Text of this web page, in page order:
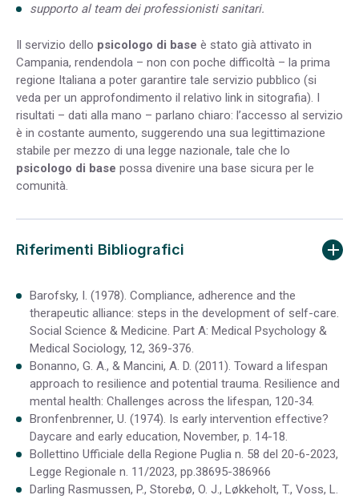
supporto al team dei professionisti sanitari.
Il servizio dello psicologo di base è stato già attivato in
Campania, rendendola – non con poche difficoltà – la prima
regione Italiana a poter garantire tale servizio pubblico (si
veda per un approfondimento il relativo link in sitografia). I
risultati – dati alla mano – parlano chiaro: l’accesso al servizio
è in costante aumento, suggerendo una sua legittimazione
stabile per mezzo di una legge nazionale, tale che lo
psicologo di base possa divenire una base sicura per le
comunità.
Riferimenti Bibliografici
Barofsky, I. (1978). Compliance, adherence and the
therapeutic alliance: steps in the development of self-care.
Social Science & Medicine. Part A: Medical Psychology &
Medical Sociology, 12, 369-376.
Bonanno, G. A., & Mancini, A. D. (2011). Toward a lifespan
approach to resilience and potential trauma. Resilience and
mental health: Challenges across the lifespan, 120-34.
Bronfenbrenner, U. (1974). Is early intervention effective?
Daycare and early education, November, p. 14-18.
Bollettino Ufficiale della Regione Puglia n. 58 del 20-6-2023,
Legge Regionale n. 11/2023, pp.38695-386966
Darling Rasmussen, P., Storebø, O. J., Løkkeholt, T., Voss, L.